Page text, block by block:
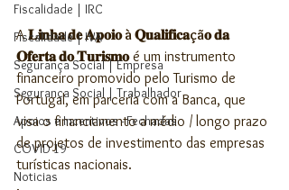
Fiscalidade | IRC
Fiscalidade | IVA
Segurança Social | Empresa
Segurança Social | Trabalhador
Apoios e Incentivos - Fechadas
COVID 19
Noticias
A 𝐋𝐢𝐧𝐡𝐚 𝐝𝐞 𝐀𝐩𝐨𝐢𝐨 à 𝐐𝐮𝐚𝐥𝐢𝐟𝐢𝐜𝐚çã𝐨 𝐝𝐚
𝐎𝐟𝐞𝐫𝐭𝐚 𝐝𝐨 𝐓𝐮𝐫𝐢𝐬𝐦𝐨 é um instrumento
financeiro promovido pelo Turismo de
Portugal, em parceria com a Banca, que
visa o financiamento a médio / longo prazo
de projetos de investimento das empresas
turísticas nacionais.
.